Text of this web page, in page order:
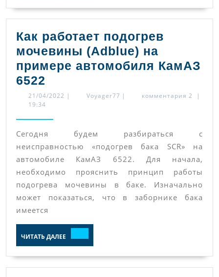
Как работает подогрев
мочевины (Adblue) на
примере автомобиля КамАЗ
6522
работает
подогрев
мочевины
(Adblue)
на
примере
автомобиля
КамАЗ
6522
21/04/2022 21/04/2022
| Voyager77 Voyager77
| комментария 2
|
19:34
Сегодня будем разбираться с
неисправностью «подогрев бака SCR» на
автомобиле КамАЗ 6522. Для начала,
необходимо прояснить принцип работы
подогрева мочевины в баке. Изначально
может показаться, что в заборнике бака
имеется
ЧИТАТЬ ДАЛЕЕ ДАЛЕЕ